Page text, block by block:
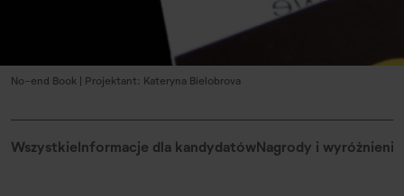
No-end Book | Projektant: Kateryna Bielobrova
WszystkieInformacje dla kandydatówNagrody i wyróżnienia